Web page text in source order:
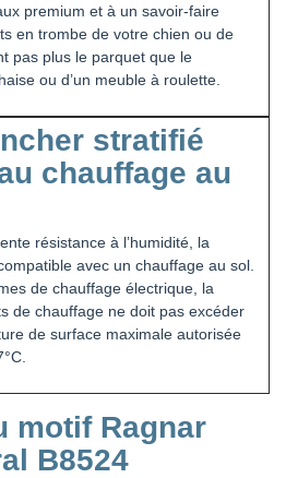
premium et à un savoir-faire
en trombe de votre chien ou de
pas plus le parquet que le
ou d’un meuble à roulette.
stratifié
chauffage au
résistance à l’humidité, la
avec un chauffage au sol.
de chauffage électrique, la
de chauffage ne doit pas excéder
de surface maximale autorisée
motif Ragnar
B8524